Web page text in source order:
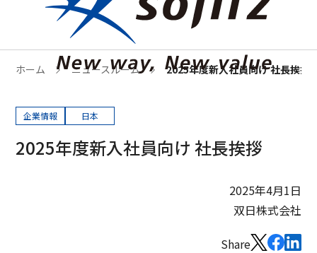
ホーム ニュースルーム 2025年度新入社員向け 社長挨拶
企業情報 日本
2025年度新入社員向け 社長挨拶
2025年4月1日
双日株式会社
Share